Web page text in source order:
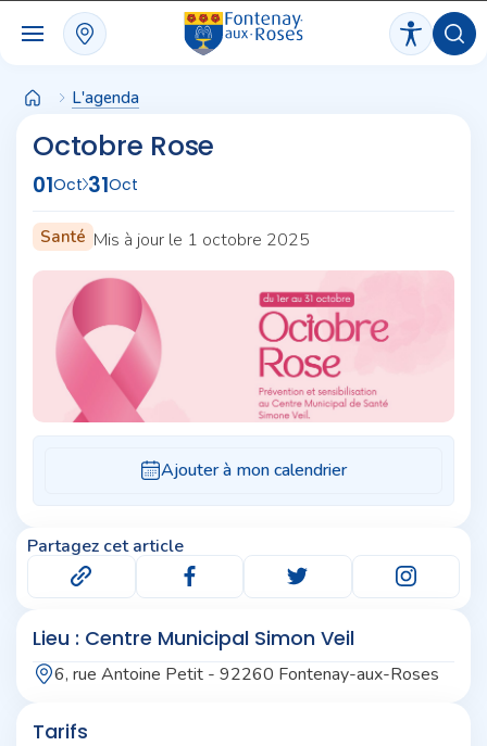
L'agenda
Octobre Rose
01Oct 31Oct
Santé Mis à jour le 1 octobre 2025
Partagez cet article
Lieu : Centre Municipal Simon Veil
6, rue Antoine Petit - 92260 Fontenay-aux-Roses
Tarifs
Panneau de gestion des cookies